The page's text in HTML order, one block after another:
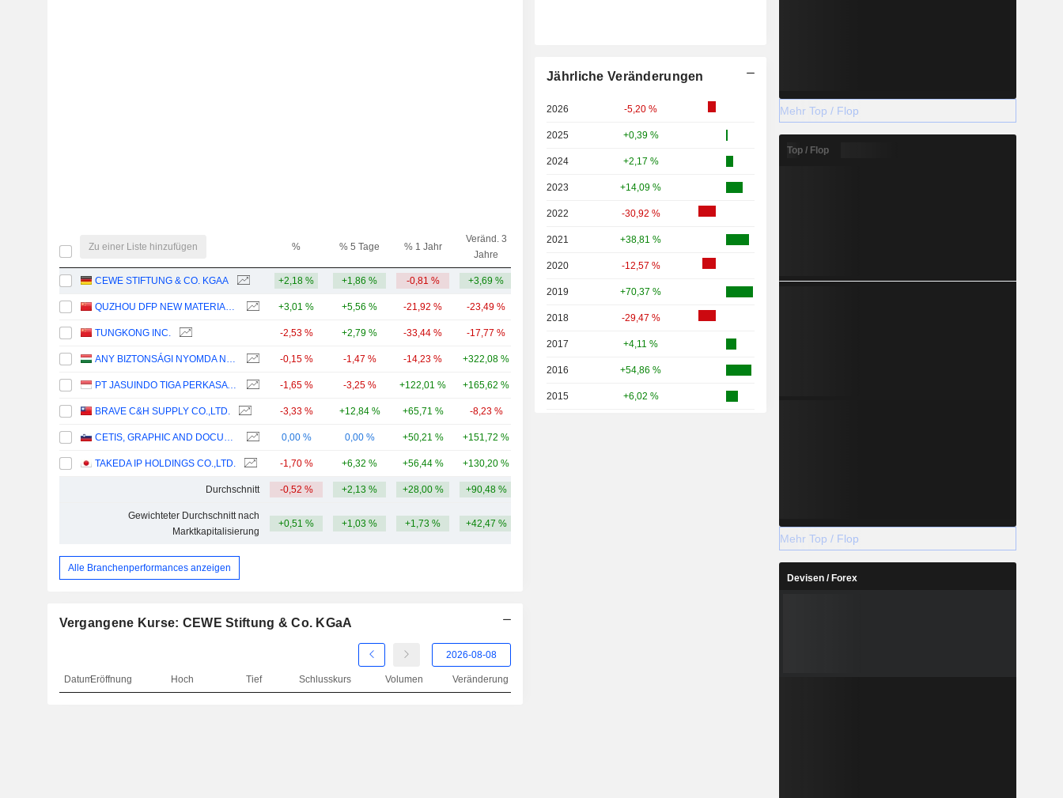
Zu einer Liste hinzufügen % % 5 Tage % 1 Jahr
Veränd. 3
Jahre
CEWE STIFTUNG & CO. KGAA +2,18 % +1,86 % -0,81 % +3,69 %
QUZHOU DFP NEW MATERIAL GROUP CO., LTD. +3,01 % +5,56 % -21,92 % -23,49 %
TUNGKONG INC. -2,53 % +2,79 % -33,44 % -17,77 %
ANY BIZTONSÁGI NYOMDA NYRT. -0,15 % -1,47 % -14,23 % +322,08 %
PT JASUINDO TIGA PERKASA TBK -1,65 % -3,25 % +122,01 % +165,62 %
BRAVE C&H SUPPLY CO.,LTD. -3,33 % +12,84 % +65,71 % -8,23 %
CETIS, GRAPHIC AND DOCUMENTATION SERVICES, D.D. 0,00 % 0,00 % +50,21 % +151,72 %
TAKEDA IP HOLDINGS CO.,LTD. -1,70 % +6,32 % +56,44 % +130,20 %
Durchschnitt -0,52 % +2,13 % +28,00 % +90,48 %
Gewichteter Durchschnitt nach
Marktkapitalisierung
+0,51 % +1,03 % +1,73 % +42,47 %
Alle Branchenperformances anzeigen
Vergangene Kurse: CEWE Stiftung & Co. KGaA
DatumEröffnung Hoch Tief Schlusskurs Volumen Veränderung
Jährliche Veränderungen
2026 -5,20 %
2025 +0,39 %
2024 +2,17 %
2023 +14,09 %
2022 -30,92 %
2021 +38,81 %
2020 -12,57 %
2019 +70,37 %
2018 -29,47 %
2017 +4,11 %
2016 +54,86 %
2015 +6,02 %
Mehr Top / Flop
Top / Flop
Mehr Top / Flop
Devisen / Forex